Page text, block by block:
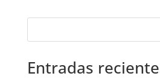
Entradas